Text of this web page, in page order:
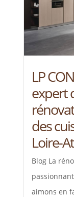
LP
expert
des
Loire-
Blog La
aimons en